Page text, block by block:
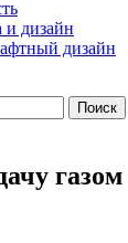
и дизайн
дизайн
газом